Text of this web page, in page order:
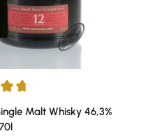
von 4.83 von 5 Sternen
Malt Whisky 46,3%